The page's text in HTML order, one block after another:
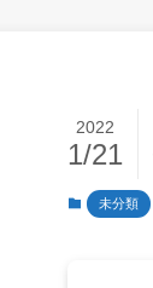
2022
1/21
未分類